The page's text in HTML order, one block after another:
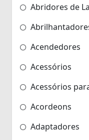
Abridores de
Acendedores
Acessórios
Acessórios
Acordeons
Adaptadores